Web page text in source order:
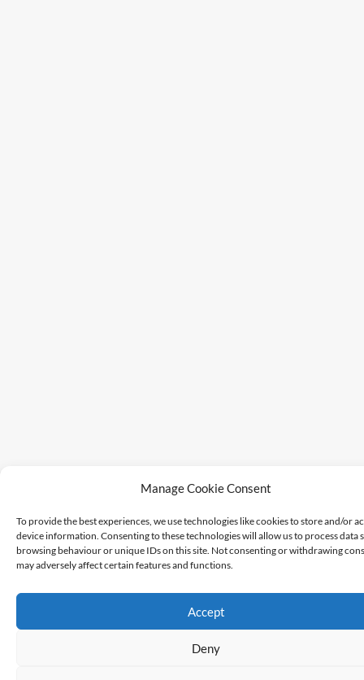
Manage Cookie Consent
To provide the best experiences, we use technologies like cookies to store and/or
device information. Consenting to these technologies will allow us to process data
browsing behaviour or unique IDs on this site. Not consenting or withdrawing
may adversely affect certain features and functions.
Accept
Deny